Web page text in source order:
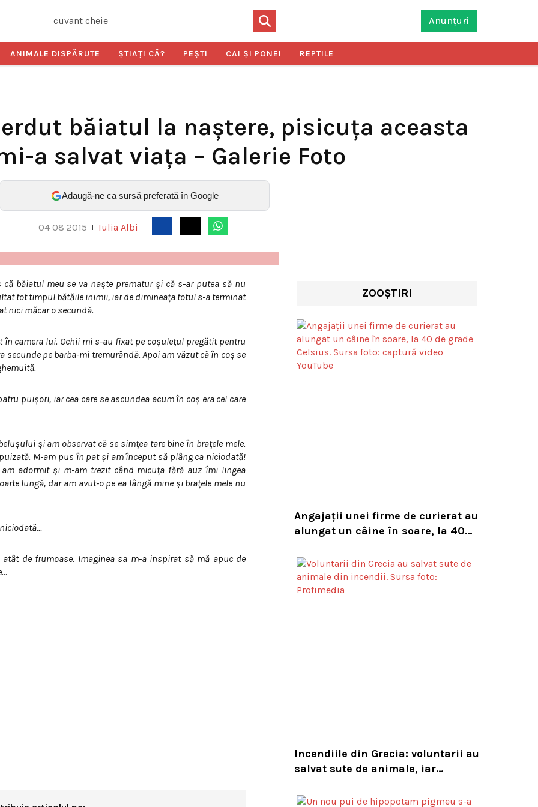
Anunțuri
ANIMALE DISPĂRUTE ŞTIAŢI CĂ? PEŞTI CAI ŞI PONEI REPTILE
băiatul la naştere, pisicuţa aceasta
a salvat viaţa – Galerie Foto
Adaugă-ne ca sursă preferată în Google
04 08 2015 Iulia Albi
băiatul meu se va naşte prematur şi că s-ar putea să nu
tot timpul bătăile inimii, iar de dimineaţa totul s-a terminat
nici măcar o secundă.
camera lui. Ochii mi s-au fixat pe coşuleţul pregătit pentru
pe barba-mi tremurândă. Apoi am văzut că în coş se
puişori, iar cea care se ascundea acum în coş era cel care
şi am observat că se simţea tare bine în braţele mele.
M-am pus în pat şi am început să plâng ca niciodată!
adormit şi m-am trezit când micuţa fără auz îmi lingea
lungă, dar am avut-o pe ea lângă mine şi braţele mele nu
de frumoase. Imaginea sa m-a inspirat să mă apuc de
ZOOȘTIRI
Angajații unei firme de curierat au
alungat un câine în soare, la 40
concediat și caută acum animalul
Incendiile din Grecia: voluntarii au
salvat sute de animale, iar
de intervenție